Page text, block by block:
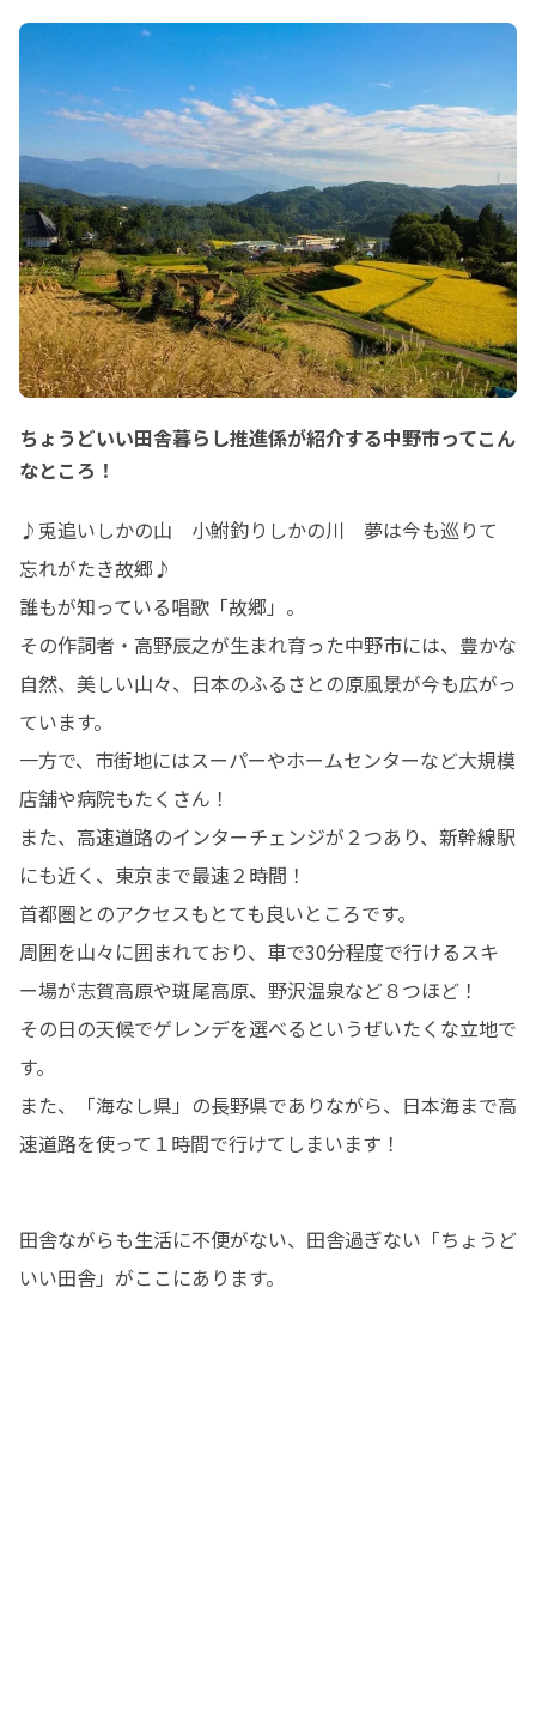
ちょうどいい田舎暮らし推進係が紹介する中野市ってこん
なところ！
♪兎追いしかの山　小鮒釣りしかの川　夢は今も巡りて
忘れがたき故郷♪
誰もが知っている唱歌「故郷」。
その作詞者・高野辰之が生まれ育った中野市には、豊かな
自然、美しい山々、日本のふるさとの原風景が今も広がっ
ています。
一方で、市街地にはスーパーやホームセンターなど大規模
店舗や病院もたくさん！
また、高速道路のインターチェンジが２つあり、新幹線駅
にも近く、東京まで最速２時間！
首都圏とのアクセスもとても良いところです。
周囲を山々に囲まれており、車で30分程度で行けるスキ
ー場が志賀高原や斑尾高原、野沢温泉など８つほど！
その日の天候でゲレンデを選べるというぜいたくな立地で
す。
また、「海なし県」の長野県でありながら、日本海まで高
速道路を使って１時間で行けてしまいます！
田舎ながらも生活に不便がない、田舎過ぎない「ちょうど
いい田舎」がここにあります。